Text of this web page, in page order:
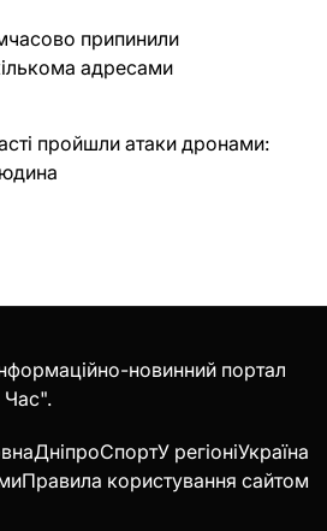
припинили
адресами
пройшли атаки дронами:
новинний портал
Час".
ДніпроСпортУ регіоніУкраїна
Правила користування сайтом